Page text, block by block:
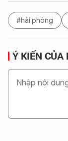
#hải phòng
Ý KIẾN CỦA